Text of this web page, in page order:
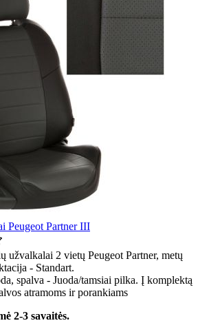
Peugeot Partner III
užvalkalai 2 vietų Peugeot Partner, metų
- Standart.
spalva - Juoda/tamsiai pilka. Į komplektą
atramoms ir porankiams
2-3 savaitės.